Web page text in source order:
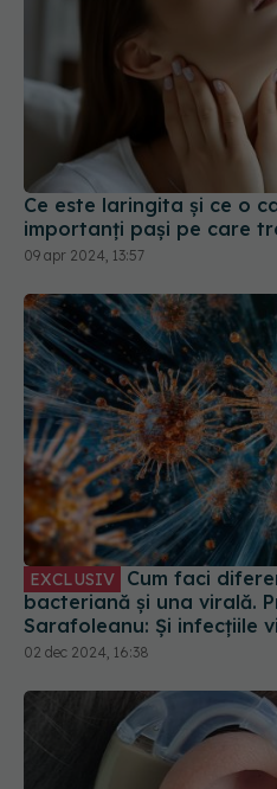
Ce este laringita și ce o
importanți pași pe care
09 apr 2024, 13:57
EXCLUSIV Cum faci diferența între o infecție
bacteriană și una virală.
Sarafoleanu: Și infecțiile
02 dec 2024, 16:38